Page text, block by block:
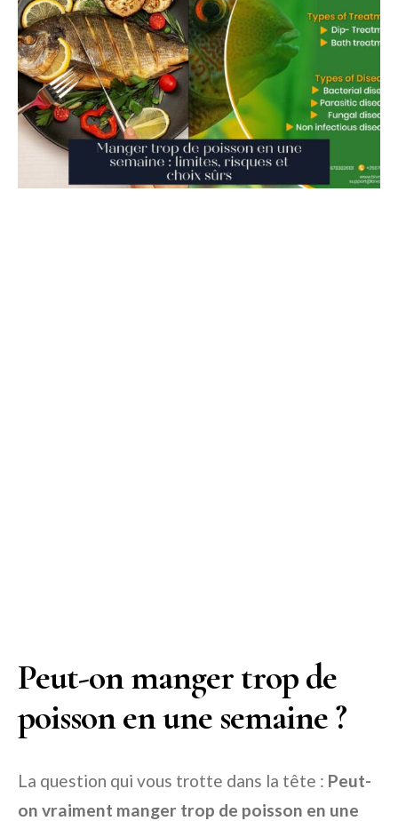
Peut-on manger trop de
poisson en une semaine ?
La question qui vous trotte dans la tête : Peut-
on vraiment manger trop de poisson en une